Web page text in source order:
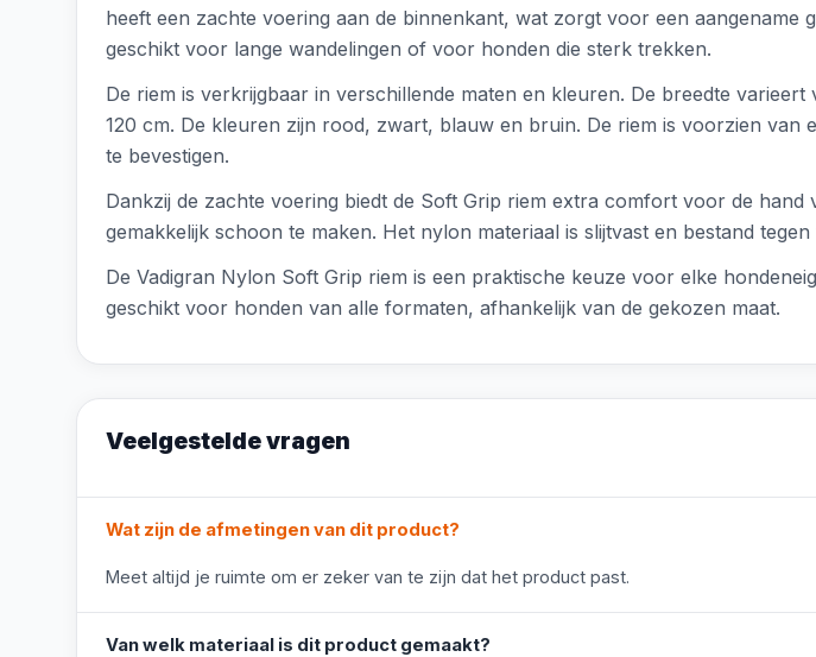
heeft een zachte voering aan de binnenkant, wat zorgt voor een
geschikt voor lange wandelingen of voor honden die sterk trekken.
De riem is verkrijgbaar in verschillende maten en kleuren. De breedte
120 cm. De kleuren zijn rood, zwart, blauw en bruin. De riem is voorzien van
te bevestigen.
Dankzij de zachte voering biedt de Soft Grip riem extra comfort voor de
gemakkelijk schoon te maken. Het nylon materiaal is slijtvast en bestand
De Vadigran Nylon Soft Grip riem is een praktische keuze voor elke
geschikt voor honden van alle formaten, afhankelijk van de gekozen maat.
Veelgestelde vragen
Wat zijn de afmetingen van dit product?
Meet altijd je ruimte om er zeker van te zijn dat het product past.
Van welk materiaal is dit product gemaakt?